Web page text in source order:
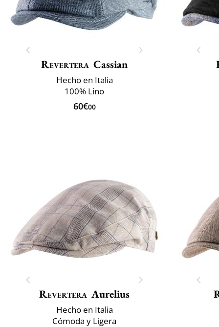
Revertera Cassian
Hecho en Italia
100% Lino
60€00
Revertera Aurelius
Hecho en Italia
Cómoda y Ligera